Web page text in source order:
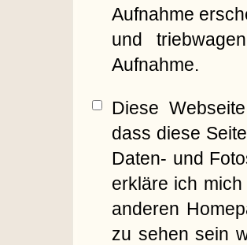
Aufnahme
und
Aufnahme.
Diese
dass diese
Daten- und
erkläre ich
anderen
zu sehen sein